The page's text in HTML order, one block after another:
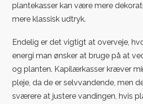
plantekasser kan være mere
mere klassisk udtryk.
Endelig er det vigtigt at overveje,
energi man ønsker at bruge på at
og planten. Kapilærkasser kræver
pleje, da de er selvvandende, men
sværere at justere vandingen, hvis